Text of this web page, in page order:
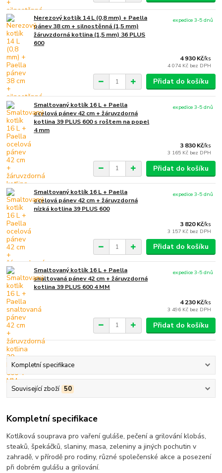
Nerezový kotlík 14 L (0,8 mm) + Paella
pánev 38 cm + silnostěnná (1,5 mm)
žáruvzdorná kotlina (1,5 mm) 36 PLUS
600
4 930 Kč/ks
4 074 Kč bez DPH
expedice 3-5 dnů
Přidat do košíku
Smaltovaný kotlík 16 L + Paella
ocelová pánev 42 cm + žáruvzdorná
kotlina 39 PLUS 600 s roštem na popel
4 mm
3 830 Kč/ks
3 165 Kč bez DPH
expedice 3-5 dnů
Přidat do košíku
Smaltovaný kotlík 16 L + Paella
ocelová pánev 42 cm + žáruvzdorná
nízká kotlina 39 PLUS 600
3 820 Kč/ks
3 157 Kč bez DPH
expedice 3-5 dnů
Přidat do košíku
Smaltovaný kotlík 16 L + Paella
snaltovaná pánev 42 cm + žáruvzdorná
kotlina 39 PLUS 600 4 MM
4 230 Kč/ks
3 496 Kč bez DPH
expedice 3-5 dnů
Přidat do košíku
Kompletní specifikace
Související zboží 50
Kompletní specifikace
Kotlíková souprava pro vaření guláše, pečení a grilování klobás,
steaků, špekáčků, slaniny, masa, zeleniny a jiných pochutin v
zahradě, v přírodě pro rodiny, různé společenské akce a posezení
při dobrém gulášu a grilování.